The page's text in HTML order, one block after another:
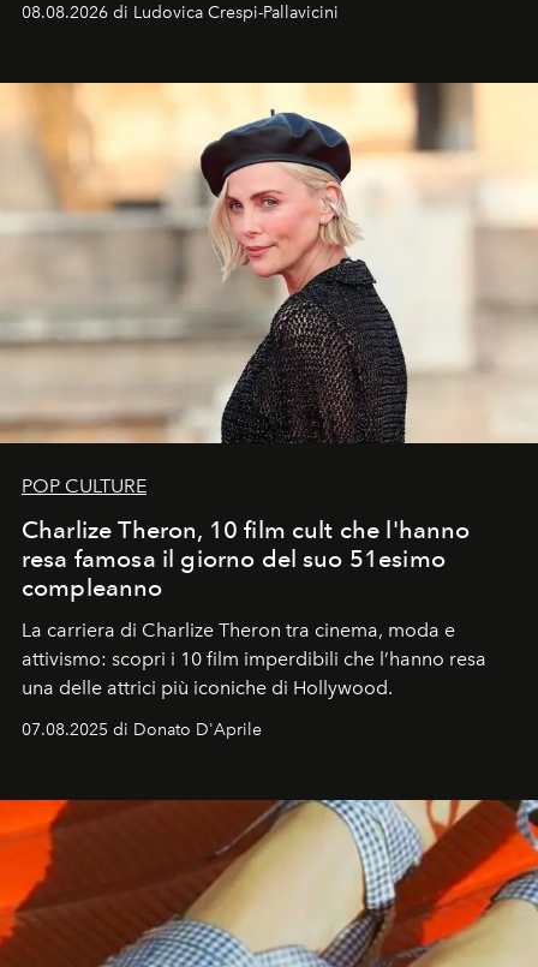
ideale per la notte delle Perseidi.
08.08.2026 di Ludovica Crespi-Pallavicini
POP CULTURE
Charlize Theron, 10 film cult che l'hanno
resa famosa il giorno del suo 51esimo
compleanno
La carriera di Charlize Theron tra cinema, moda e
attivismo: scopri i 10 film imperdibili che l’hanno resa
una delle attrici più iconiche di Hollywood.
07.08.2025 di Donato D'Aprile